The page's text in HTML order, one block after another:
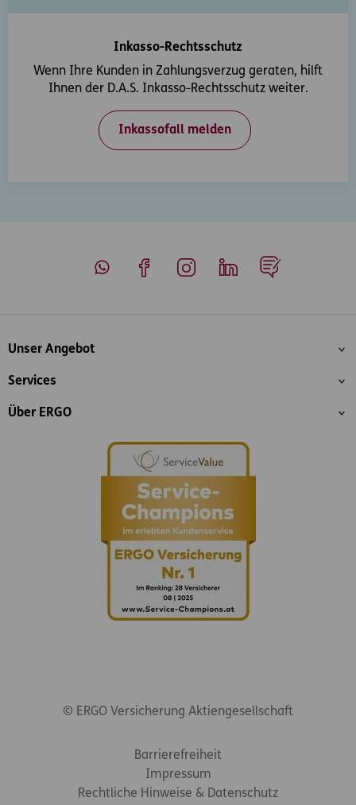
Inkasso-Rechtsschutz
Wenn Ihre Kunden in Zahlungsverzug geraten, hilft
Ihnen der D.A.S. Inkasso-Rechtsschutz weiter.
Inkassofall melden
Inhaltsübersicht
Unser Angebot
Services
Über ERGO
© ERGO Versicherung Aktiengesellschaft
Barrierefreiheit
Impressum
Rechtliche Hinweise & Datenschutz